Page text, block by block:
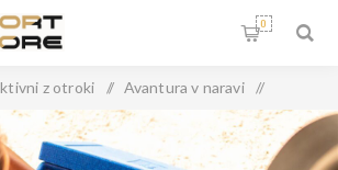
0
z otroki / Avantura v naravi /
Hladilni boxi